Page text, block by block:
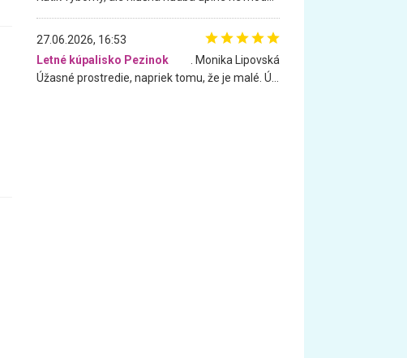
27.06.2026, 16:53
Letné kúpalisko Pezinok
. Monika Lipovská